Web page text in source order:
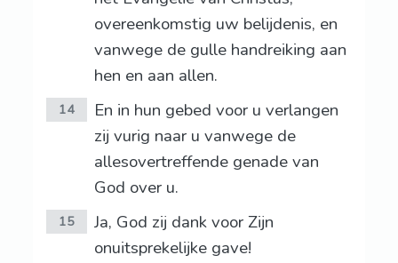
overeenkomstig uw belijdenis, en
vanwege de gulle handreiking aan
hen en aan allen.
14
En in hun gebed voor u verlangen
zij vurig naar u vanwege de
allesovertreffende genade van
God over u.
15
Ja, God zij dank voor Zijn
onuitsprekelijke gave!